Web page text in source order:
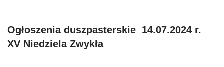
Ogłoszenia duszpasterskie 14.07.2024 r.
XV Niedziela Zwykła